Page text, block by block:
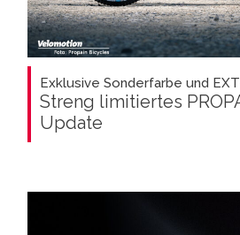
Exklusive Sonderfarbe und
Streng limitiertes
Update